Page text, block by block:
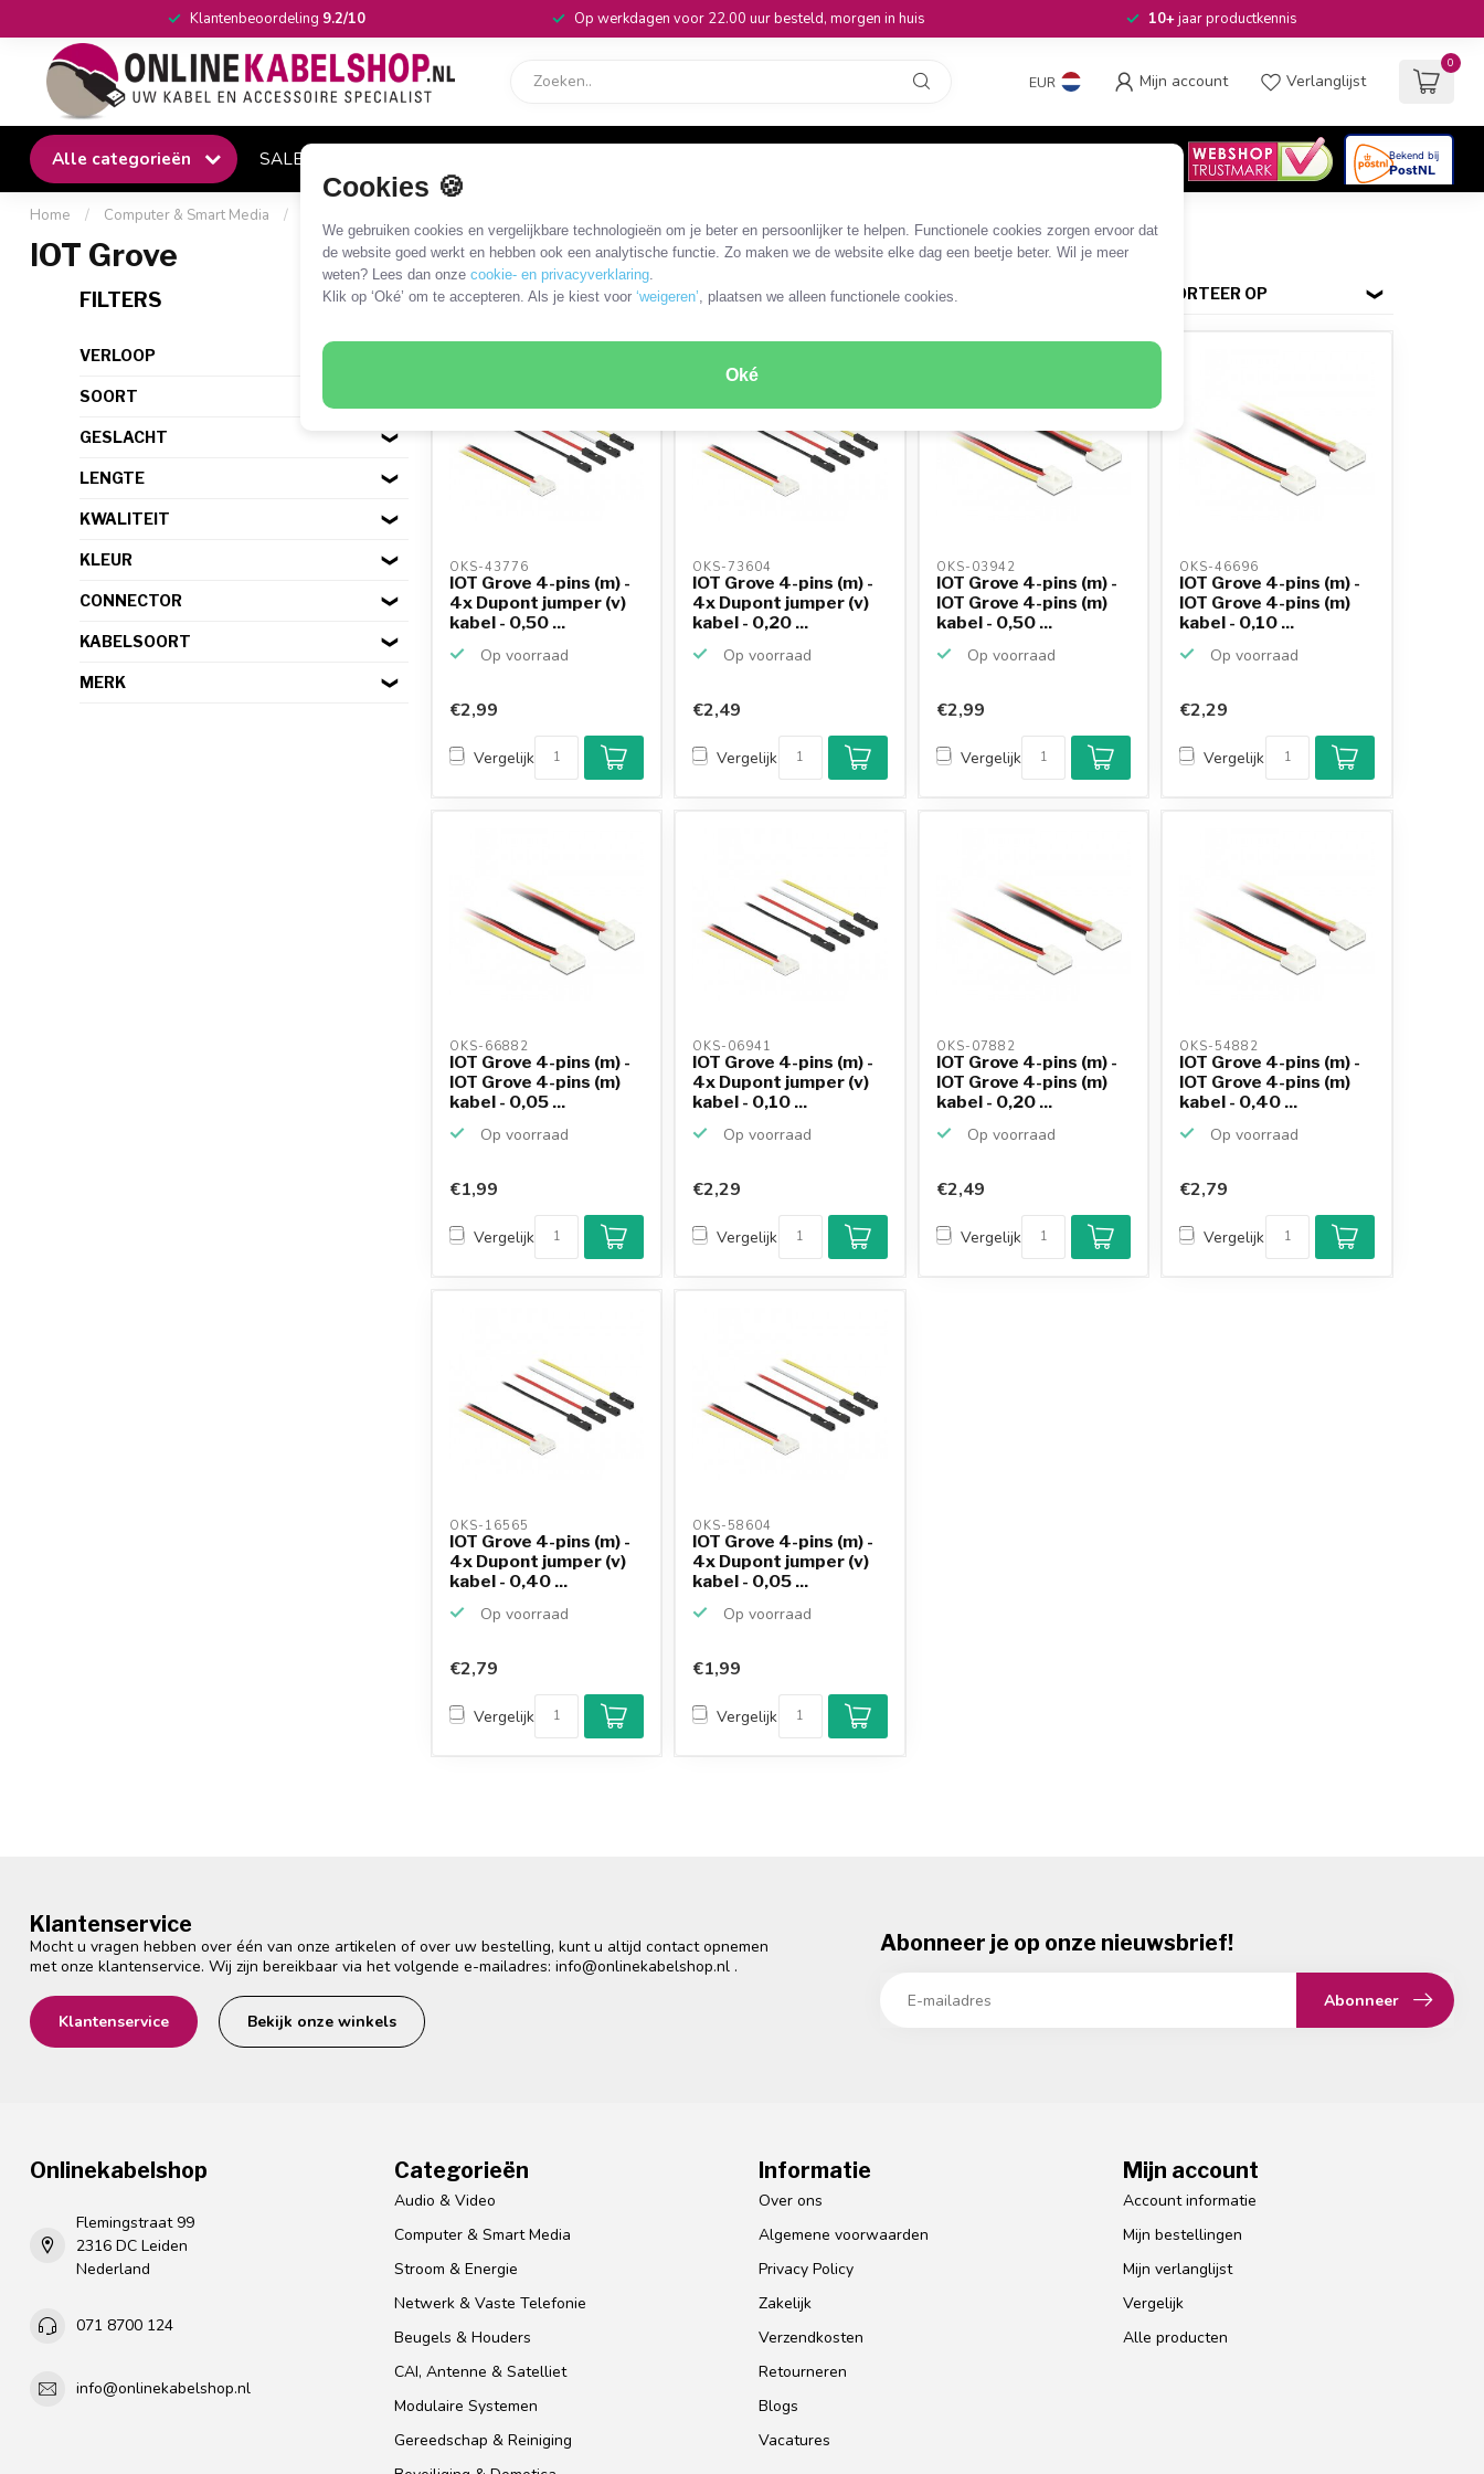
Cookies 🍪
We gebruiken cookies en vergelijkbare technologieën om je beter en persoonlijker te helpen. Functionele cookies zorgen ervoor dat
de website goed werkt en hebben ook een analytische functie. Zo maken we de website elke dag een beetje beter. Wil je meer
weten? Lees dan onze cookie- en privacyverklaring.
Klik op ‘Oké’ om te accepteren. Als je kiest voor ‘weigeren’, plaatsen we alleen functionele cookies.
Oké
Klantenbeoordeling 9.2/10 Op werkdagen voor 22.00 uur besteld, morgen in huis 10+jaar productkennis
EUR Mijn account Verlanglijst
0
Alle categorieën SALE
Home / Computer & Smart Media /
IOT Grove
FILTERS
VERLOOP
SOORT
GESLACHT
LENGTE
KWALITEIT
KLEUR
CONNECTOR
KABELSOORT
MERK
10 PRODUCTEN SORTEER OP
OKS-43776
IOT Grove 4-pins (m) -
4x Dupont jumper (v)
kabel - 0,50 ...
Op voorraad
€2,99
Vergelijk
OKS-73604
IOT Grove 4-pins (m) -
4x Dupont jumper (v)
kabel - 0,20 ...
Op voorraad
€2,49
Vergelijk
OKS-03942
IOT Grove 4-pins (m) -
IOT Grove 4-pins (m)
kabel - 0,50 ...
Op voorraad
€2,99
Vergelijk
OKS-46696
IOT Grove 4-pins (m) -
IOT Grove 4-pins (m)
kabel - 0,10 ...
Op voorraad
€2,29
Vergelijk
OKS-66882
IOT Grove 4-pins (m) -
IOT Grove 4-pins (m)
kabel - 0,05 ...
Op voorraad
€1,99
Vergelijk
OKS-06941
IOT Grove 4-pins (m) -
4x Dupont jumper (v)
kabel - 0,10 ...
Op voorraad
€2,29
Vergelijk
OKS-07882
IOT Grove 4-pins (m) -
IOT Grove 4-pins (m)
kabel - 0,20 ...
Op voorraad
€2,49
Vergelijk
OKS-54882
IOT Grove 4-pins (m) -
IOT Grove 4-pins (m)
kabel - 0,40 ...
Op voorraad
€2,79
Vergelijk
OKS-16565
IOT Grove 4-pins (m) -
4x Dupont jumper (v)
kabel - 0,40 ...
Op voorraad
€2,79
Vergelijk
OKS-58604
IOT Grove 4-pins (m) -
4x Dupont jumper (v)
kabel - 0,05 ...
Op voorraad
€1,99
Vergelijk
Klantenservice
Mocht u vragen hebben over één van onze artikelen of over uw bestelling, kunt u altijd contact opnemen
met onze klantenservice. Wij zijn bereikbaar via het volgende e-mailadres: info@onlinekabelshop.nl .
Klantenservice Bekijk onze winkels
Abonneer je op onze nieuwsbrief!
Abonneer
Onlinekabelshop
Flemingstraat 99
2316 DC Leiden
Nederland
071 8700 124
info@onlinekabelshop.nl
Categorieën
Audio & Video
Computer & Smart Media
Stroom & Energie
Netwerk & Vaste Telefonie
Beugels & Houders
CAI, Antenne & Satelliet
Modulaire Systemen
Gereedschap & Reiniging
Informatie
Over ons
Algemene voorwaarden
Privacy Policy
Zakelijk
Verzendkosten
Retourneren
Blogs
Vacatures
Mijn account
Account informatie
Mijn bestellingen
Mijn verlanglijst
Vergelijk
Alle producten